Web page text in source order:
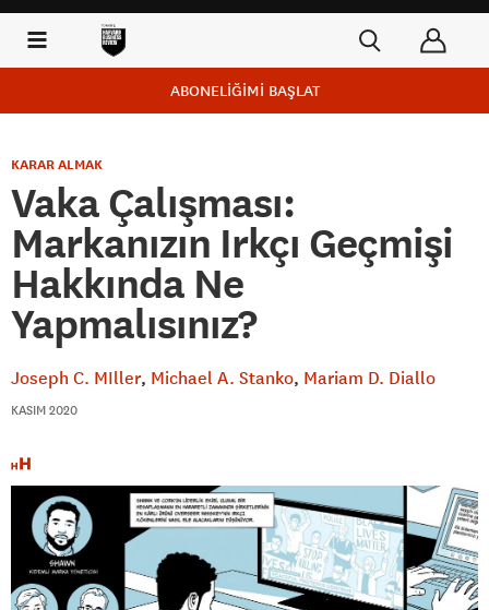
ABONELİĞİMİ BAŞLAT
KARAR ALMAK
Vaka Çalışması:
Markanızın Irkçı Geçmişi
Hakkında Ne
Yapmalısınız?
Joseph C. MIller Michael A. Stanko Mariam D. Diallo
KASIM 2020